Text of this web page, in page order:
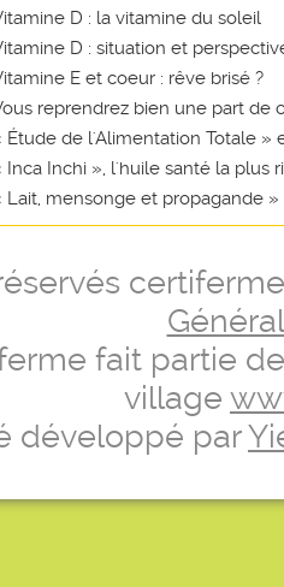
D : la vitamine du soleil
D : situation et
E et coeur : rêve brisé ?
reprendrez bien une part de
Étude de l'Alimentation Totale »
Inca Inchi », l'huile santé la plus
Lait, mensonge et propagande »
fait partie
village
développé par